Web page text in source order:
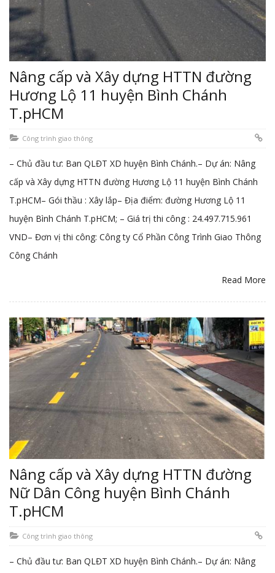
Nâng cấp và Xây dựng HTTN đường
Hương Lộ 11 huyện Bình Chánh
T.pHCM
Công trình giao thông
– Chủ đầu tư: Ban QLĐT XD huyện Bình Chánh.– Dự án: Nâng
cấp và Xây dựng HTTN đường Hương Lộ 11 huyện Bình Chánh
T.pHCM– Gói thầu : Xây lắp– Địa điểm: đường Hương Lộ 11
huyện Bình Chánh T.pHCM; – Giá trị thi công : 24.497.715.961
VND– Đơn vị thi công: Công ty Cổ Phần Công Trình Giao Thông
Công Chánh
Read More
Nâng cấp và Xây dựng HTTN đường
Nữ Dân Công huyện Bình Chánh
T.pHCM
Công trình giao thông
– Chủ đầu tư: Ban QLĐT XD huyện Bình Chánh.– Dự án: Nâng